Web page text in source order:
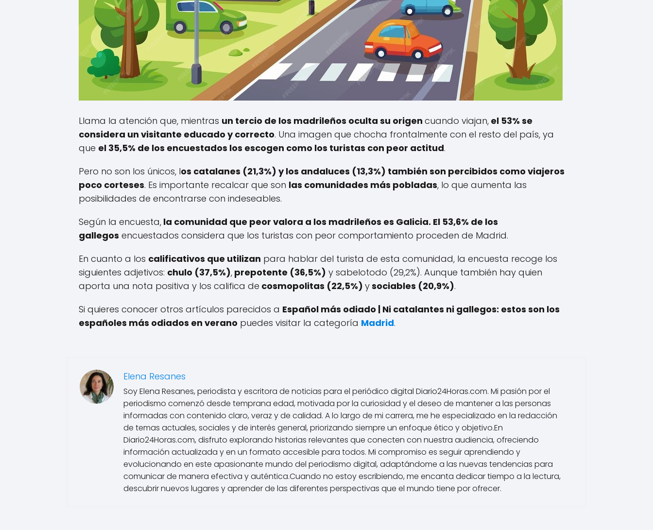
Llama la atención que, mientras un tercio de los madrileños oculta su origen cuando viajan, el 53% se
considera un visitante educado y correcto. Una imagen que chocha frontalmente con el resto del país, ya
que el 35,5% de los encuestados los escogen como los turistas con peor actitud.
Pero no son los únicos, los catalanes (21,3%) y los andaluces (13,3%) también son percibidos como viajeros
poco corteses. Es importante recalcar que son las comunidades más pobladas, lo que aumenta las
posibilidades de encontrarse con indeseables.
Según la encuesta, la comunidad que peor valora a los madrileños es Galicia. El 53,6% de los
gallegos encuestados considera que los turistas con peor comportamiento proceden de Madrid.
En cuanto a los calificativos que utilizan para hablar del turista de esta comunidad, la encuesta recoge los
siguientes adjetivos: chulo (37,5%), prepotente (36,5%) y sabelotodo (29,2%). Aunque también hay quien
aporta una nota positiva y los califica de cosmopolitas (22,5%) ysociables (20,9%).
Si quieres conocer otros artículos parecidos a Español más odiado | Ni catalantes ni gallegos: estos son los
españoles más odiados en verano puedes visitar la categoría Madrid.
Elena Resanes
Soy Elena Resanes, periodista y escritora de noticias para el periódico digital Diario24Horas.com. Mi pasión por el
periodismo comenzó desde temprana edad, motivada por la curiosidad y el deseo de mantener a las personas
informadas con contenido claro, veraz y de calidad. A lo largo de mi carrera, me he especializado en la redacción
de temas actuales, sociales y de interés general, priorizando siempre un enfoque ético y objetivo.En
Diario24Horas.com, disfruto explorando historias relevantes que conecten con nuestra audiencia, ofreciendo
información actualizada y en un formato accesible para todos. Mi compromiso es seguir aprendiendo y
evolucionando en este apasionante mundo del periodismo digital, adaptándome a las nuevas tendencias para
comunicar de manera efectiva y auténtica.Cuando no estoy escribiendo, me encanta dedicar tiempo a la lectura,
descubrir nuevos lugares y aprender de las diferentes perspectivas que el mundo tiene por ofrecer.